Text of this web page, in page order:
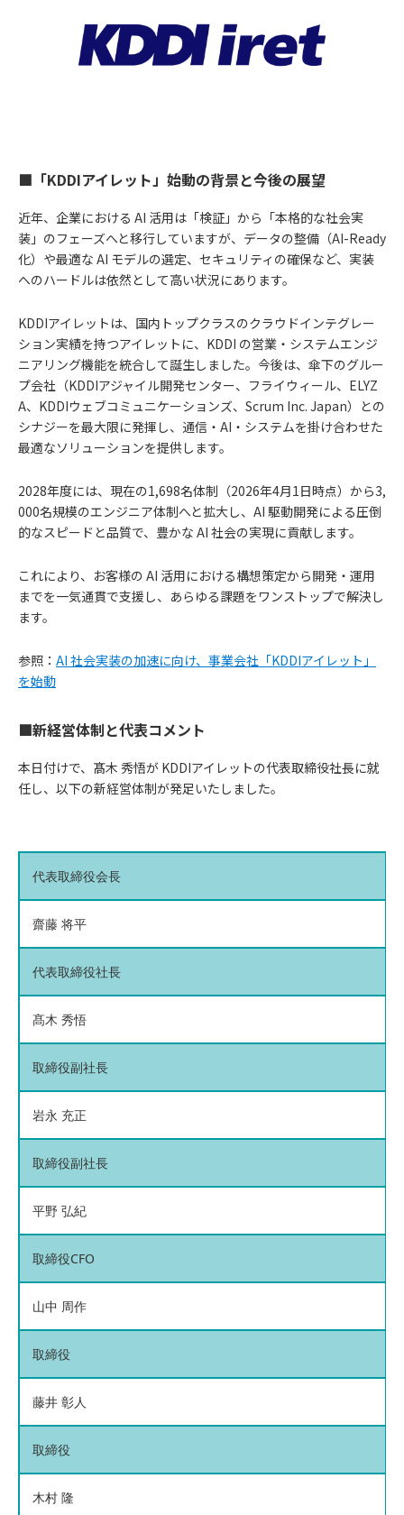
■「KDDIアイレット」始動の背景と今後の展望
近年、企業における AI 活用は「検証」から「本格的な社会実
装」のフェーズへと移行していますが、データの整備（AI-Ready
化）や最適な AI モデルの選定、セキュリティの確保など、実装
へのハードルは依然として高い状況にあります。
KDDIアイレットは、国内トップクラスのクラウドインテグレー
ション実績を持つアイレットに、KDDI の営業・システムエンジ
ニアリング機能を統合して誕生しました。今後は、傘下のグルー
プ会社（KDDIアジャイル開発センター、フライウィール、ELYZ
A、KDDIウェブコミュニケーションズ、Scrum Inc. Japan）との
シナジーを最大限に発揮し、通信・AI・システムを掛け合わせた
最適なソリューションを提供します。
2028年度には、現在の1,698名体制（2026年4月1日時点）から3,
000名規模のエンジニア体制へと拡大し、AI 駆動開発による圧倒
的なスピードと品質で、豊かな AI 社会の実現に貢献します。
これにより、お客様の AI 活用における構想策定から開発・運用
までを一気通貫で支援し、あらゆる課題をワンストップで解決し
ます。
参照： AI 社会実装の加速に向け、事業会社「KDDIアイレット」
を始動
■新経営体制と代表コメント
本日付けで、髙木 秀悟が KDDIアイレットの代表取締役社長に就
任し、以下の新経営体制が発足いたしました。
代表取締役会長
齋藤 将平
代表取締役社長
髙木 秀悟
取締役副社長
岩永 充正
取締役副社長
平野 弘紀
取締役CFO
山中 周作
取締役
藤井 彰人
取締役
木村 隆